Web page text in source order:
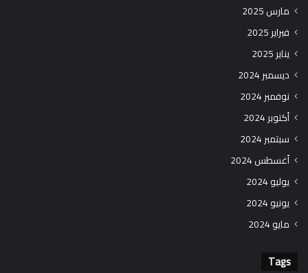
مارس 2025
فبراير 2025
يناير 2025
ديسمبر 2024
نوفمبر 2024
أكتوبر 2024
سبتمبر 2024
أغسطس 2024
يوليو 2024
يونيو 2024
مايو 2024
Tags